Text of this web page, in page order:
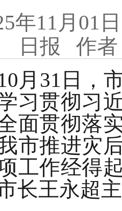
年11月01
日报 作者
31日，市
习贯彻习
面贯彻落
市推进灾
工作经得
长王永超